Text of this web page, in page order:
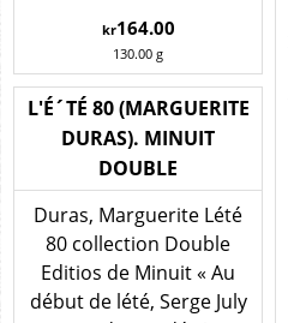
kr164.00
130.00 g
L'É´TÉ 80 (MARGUERITE
DURAS). MINUIT
DOUBLE
Duras, Marguerite Lété
80 collection Double
Editios de Minuit « Au
début de lété, Serge July